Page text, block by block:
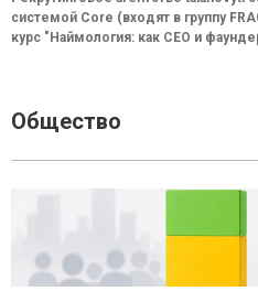
системой Core (входят в группу
курс "Наймология: как СEO и
Общество